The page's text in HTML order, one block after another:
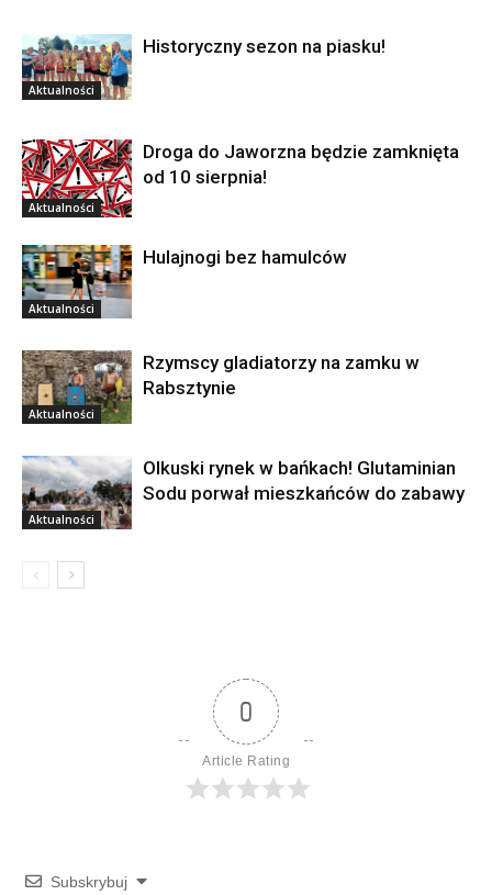
Aktualności
Historyczny sezon na piasku!
Aktualności
Droga do Jaworzna będzie zamknięta
od 10 sierpnia!
Aktualności
Hulajnogi bez hamulców
Aktualności
Rzymscy gladiatorzy na zamku w
Rabsztynie
Aktualności
Olkuski rynek w bańkach! Glutaminian
Sodu porwał mieszkańców do zabawy
0
Article Rating
Subskrybuj